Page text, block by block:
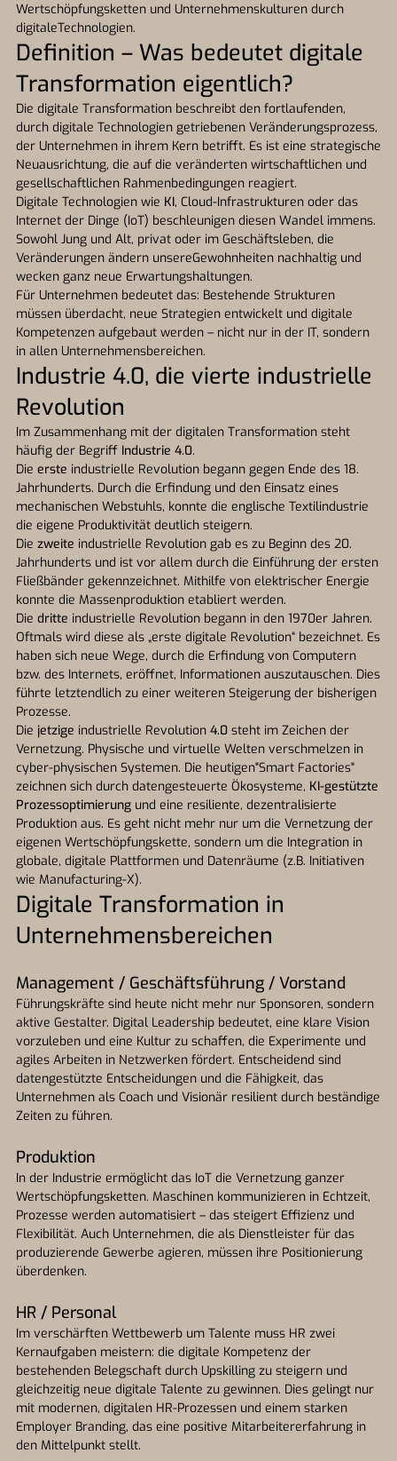
Wertschöpfungsketten und Unternehmenskulturen durch
digitaleTechnologien.
Definition – Was bedeutet digitale
Transformation eigentlich?
Die digitale Transformation beschreibt den fortlaufenden,
durch digitale Technologien getriebenen Veränderungsprozess,
der Unternehmen in ihrem Kern betrifft. Es ist eine strategische
Neuausrichtung, die auf die veränderten wirtschaftlichen und
gesellschaftlichen Rahmenbedingungen reagiert.
Digitale Technologien wie KI, Cloud-Infrastrukturen oder das
Internet der Dinge (IoT) beschleunigen diesen Wandel immens.
Sowohl Jung und Alt, privat oder im Geschäftsleben, die
Veränderungen ändern unsereGewohnheiten nachhaltig und
wecken ganz neue Erwartungshaltungen.
Für Unternehmen bedeutet das: Bestehende Strukturen
müssen überdacht, neue Strategien entwickelt und digitale
Kompetenzen aufgebaut werden – nicht nur in der IT, sondern
in allen Unternehmensbereichen.
Industrie 4.0, die vierte industrielle
Revolution
Im Zusammenhang mit der digitalen Transformation steht
häufig der Begriff Industrie 4.0.
Die erste industrielle Revolution begann gegen Ende des 18.
Jahrhunderts. Durch die Erfindung und den Einsatz eines
mechanischen Webstuhls, konnte die englische Textilindustrie
die eigene Produktivität deutlich steigern.
Die zweite industrielle Revolution gab es zu Beginn des 20.
Jahrhunderts und ist vor allem durch die Einführung der ersten
Fließbänder gekennzeichnet. Mithilfe von elektrischer Energie
konnte die Massenproduktion etabliert werden.
Die dritte industrielle Revolution begann in den 1970er Jahren.
Oftmals wird diese als „erste digitale Revolution“ bezeichnet. Es
haben sich neue Wege, durch die Erfindung von Computern
bzw. des Internets, eröffnet, Informationen auszutauschen. Dies
führte letztendlich zu einer weiteren Steigerung der bisherigen
Prozesse.
Die jetzige industrielle Revolution 4.0 steht im Zeichen der
Vernetzung. Physische und virtuelle Welten verschmelzen in
cyber-physischen Systemen. Die heutigen"Smart Factories"
zeichnen sich durch datengesteuerte Ökosysteme, KI-gestützte
Prozessoptimierung und eine resiliente, dezentralisierte
Produktion aus. Es geht nicht mehr nur um die Vernetzung der
eigenen Wertschöpfungskette, sondern um die Integration in
globale, digitale Plattformen und Datenräume (z.B. Initiativen
wie Manufacturing-X).
Digitale Transformation in
Unternehmensbereichen
Management / Geschäftsführung / Vorstand
Führungskräfte sind heute nicht mehr nur Sponsoren, sondern
aktive Gestalter. Digital Leadership bedeutet, eine klare Vision
vorzuleben und eine Kultur zu schaffen, die Experimente und
agiles Arbeiten in Netzwerken fördert. Entscheidend sind
datengestützte Entscheidungen und die Fähigkeit, das
Unternehmen als Coach und Visionär resilient durch beständige
Zeiten zu führen.
Produktion
In der Industrie ermöglicht das IoT die Vernetzung ganzer
Wertschöpfungsketten. Maschinen kommunizieren in Echtzeit,
Prozesse werden automatisiert – das steigert Effizienz und
Flexibilität. Auch Unternehmen, die als Dienstleister für das
produzierende Gewerbe agieren, müssen ihre Positionierung
überdenken.
HR / Personal
Im verschärften Wettbewerb um Talente muss HR zwei
Kernaufgaben meistern: die digitale Kompetenz der
bestehenden Belegschaft durch Upskilling zu steigern und
gleichzeitig neue digitale Talente zu gewinnen. Dies gelingt nur
mit modernen, digitalen HR-Prozessen und einem starken
Employer Branding, das eine positive Mitarbeitererfahrung in
den Mittelpunkt stellt.